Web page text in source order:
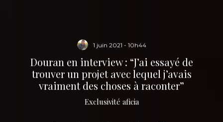
1 juin 2021 - 10h44
Douran en interview : “J’ai essayé de
trouver un projet avec lequel j’avais
vraiment des choses à raconter”
Exclusivité aficia